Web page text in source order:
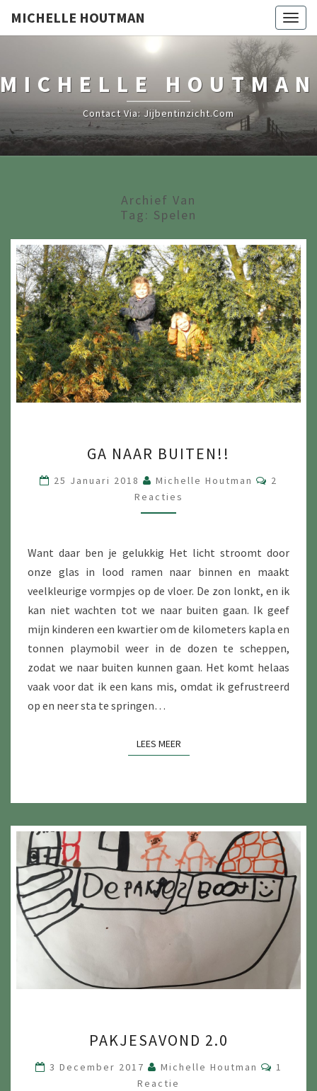
MICHELLE HOUTMAN
MICHELLE HOUTMAN
Contact Via: Jijbentinzicht.com
Archief Van
Tag: Spelen
NAAR
BUITEN!!
GA NAAR BUITEN!!
25 Januari 2018 Michelle Houtman Reacties
2
Reacties
Want daar ben je gelukkig Het licht stroomt door
onze glas in lood ramen naar binnen en maakt
veelkleurige vormpjes op de vloer. De zon lonkt, en ik
kan niet wachten tot we naar buiten gaan. Ik geef
mijn kinderen een kwartier om de kilometers kapla en
tonnen playmobil weer in de dozen te scheppen,
zodat we naar buiten kunnen gaan. Het komt helaas
vaak voor dat ik een kans mis, omdat ik gefrustreerd
op en neer sta te springen…
LEES MEERLEES MEER
2.0
PAKJESAVOND 2.0
3 December 2017 Michelle Houtman
1
Reactie